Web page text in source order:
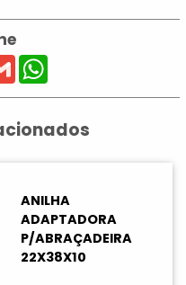
Gmail
ANILHA
ADAPTADORA
P/ABRAÇADEIRA
22X38X10